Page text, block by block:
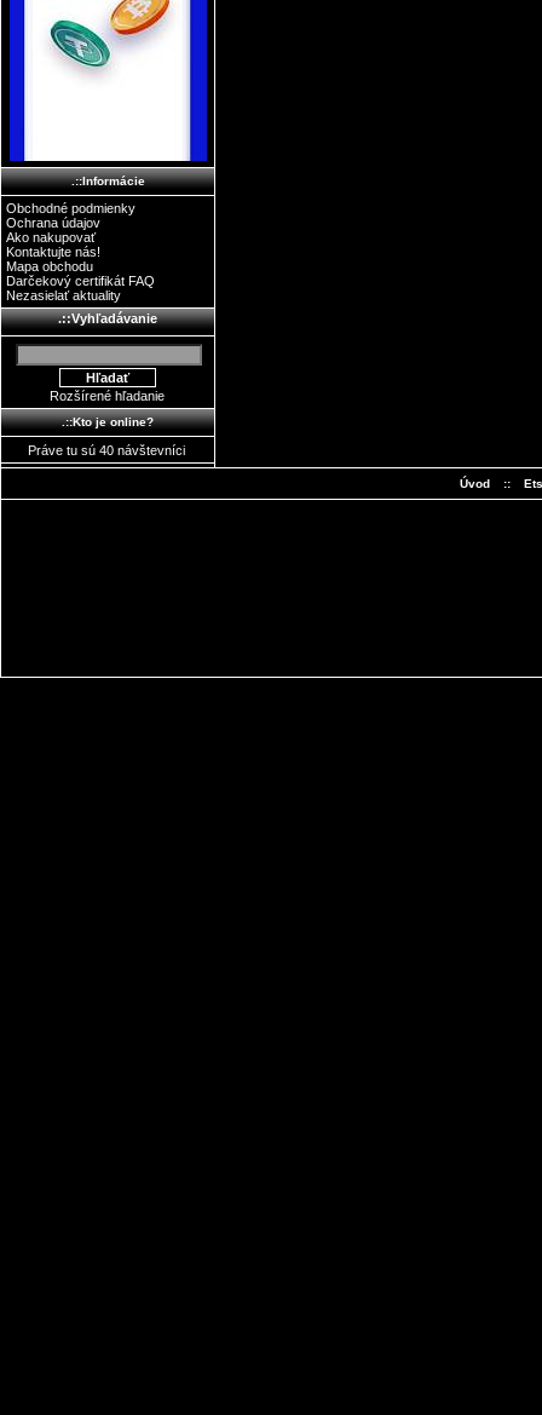
.::Informácie
Obchodné podmienky
Ochrana údajov
Ako nakupovať
Kontaktujte nás!
Mapa obchodu
Darčekový certifikát FAQ
Nezasielať aktuality
.::Vyhľadávanie
Rozšírené hľadanie
.::Kto je online?
Práve tu sú 40 návštevníci
Úvod ::